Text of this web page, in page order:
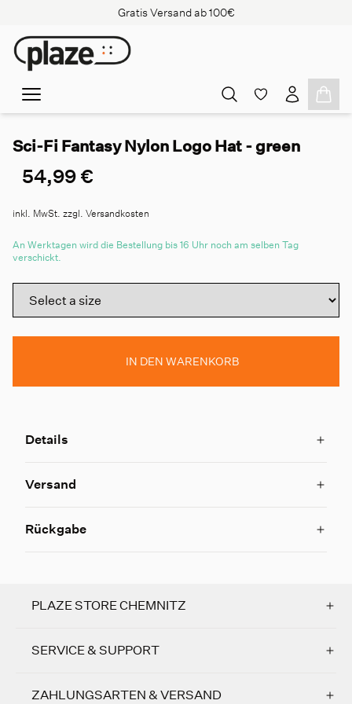
Gratis Versand ab 100€
Sci-Fi Fantasy Nylon Logo Hat - green
54,99 €
inkl. MwSt. zzgl. Versandkosten
An Werktagen wird die Bestellung bis 16 Uhr noch am selben Tag
verschickt.
IN DEN WARENKORB
Details
Versand
Rückgabe
PLAZE STORE CHEMNITZ
SERVICE & SUPPORT
ZAHLUNGSARTEN & VERSAND